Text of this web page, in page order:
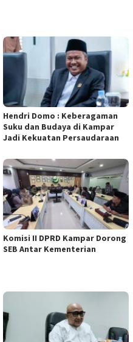
Hendri Domo : Keberagaman
Suku dan Budaya di Kampar
Jadi Kekuatan Persaudaraan
Komisi II DPRD Kampar Dorong
SEB Antar Kementerian